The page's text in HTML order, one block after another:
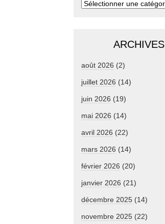
ARCHIVES
août 2026 (2)
juillet 2026 (14)
juin 2026 (19)
mai 2026 (14)
avril 2026 (22)
mars 2026 (14)
février 2026 (20)
janvier 2026 (21)
décembre 2025 (14)
novembre 2025 (22)